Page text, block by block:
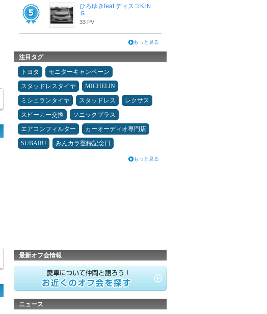
ひろゆきfeat.ディスコKIＮ
Ｇ
33 PV
もっと見る
注目タグ
トヨタ
モニターキャンペーン
スタッドレスタイヤ
MICHELIN
ミシュランタイヤ
スタッドレス
レクサス
スピーカー交換
ソニックプラス
エアコンフィルター
カーオーディオ専門店
SUBARU
みんカラ登録記念日
もっと見る
最新オフ会情報
ニュース